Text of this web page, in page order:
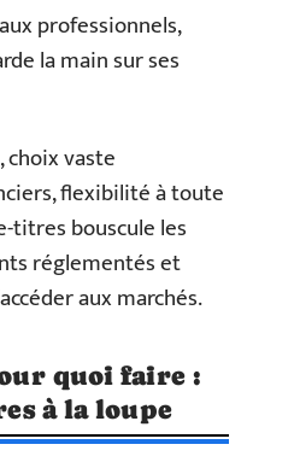
professionnels,
la main sur ses
vaste
flexibilité à toute
titres bouscule les
réglementés et
aux marchés.
quoi faire :
à la loupe